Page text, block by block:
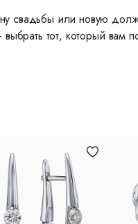
свадьбы или новую
тот, который вам